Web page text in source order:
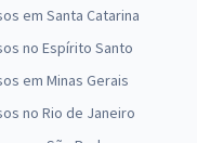
em Santa Catarina
no Espírito Santo
em Minas Gerais
no Rio de Janeiro